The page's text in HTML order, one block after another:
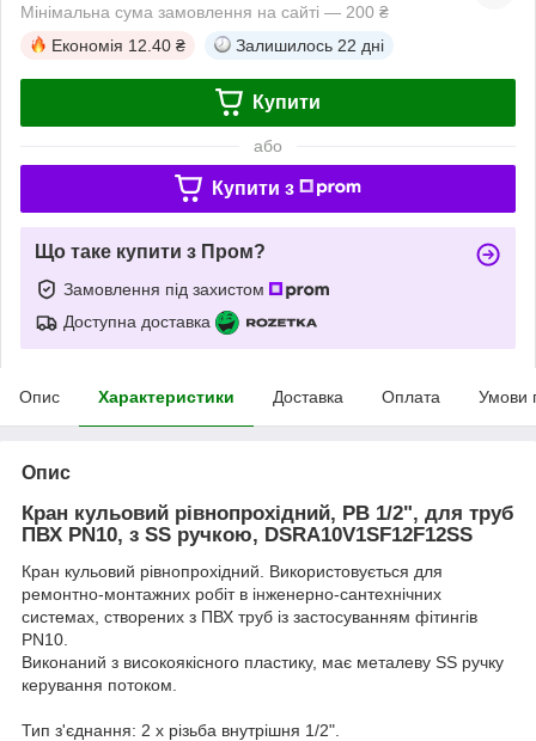
Мінімальна сума замовлення на сайті — 200 ₴
Економія 12.40 ₴ Залишилось 22 дні
Купити
або
Купити з
Що таке купити з Пром?
Замовлення під захистом
Доступна доставка
Опис Характеристики Доставка Оплата Умови
Опис
Кран кульовий рівнопрохідний, РВ 1/2", для труб
ПВХ PN10, з SS ручкою, DSRA10V1SF12F12SS
Кран кульовий рівнопрохідний. Використовується для
ремонтно-монтажних робіт в інженерно-сантехнічних
системах, створених з ПВХ труб із застосуванням фітингів
PN10.
Виконаний з високоякісного пластику, має металеву SS ручку
керування потоком.
Тип з'єднання: 2 х різьба внутрішня 1/2".